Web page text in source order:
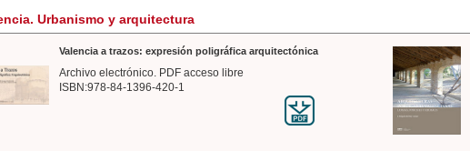
Urbanismo y arquitectura
Valencia a trazos: expresión poligráfica arquitectónica
Archivo electrónico. PDF acceso libre
ISBN:978-84-1396-420-1